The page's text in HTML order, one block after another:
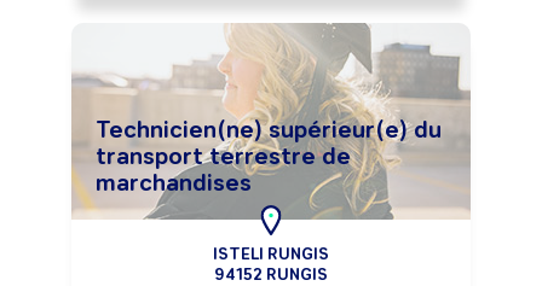
Technicien(ne) supérieur(e) du
transport terrestre de
marchandises
ISTELI RUNGIS
94152 RUNGIS